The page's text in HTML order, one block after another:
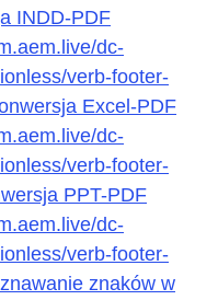
INDD-PDF
dc-
verb-footer-
Excel-PDF
dc-
verb-footer-
PPT-PDF
dc-
verb-footer-
znaków w